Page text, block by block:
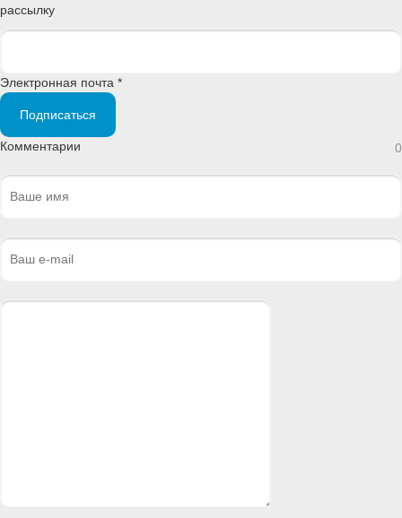
рассылку
Электронная почта *
Подписаться
Комментарии 0